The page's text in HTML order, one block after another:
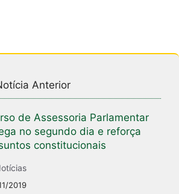
Anterior
de Assessoria Parlamentar
no segundo dia e reforça
constitucionais
2019